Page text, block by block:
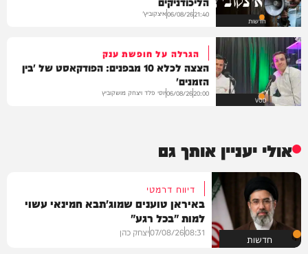
חדשות
21:40
06/08/26איצקוביץ'
VOD
הגרלה על חופשת ענק
הצצה לכלא 10 מבפנים: הפודקאסט של 'בין
הזמנים'
20:00
06/08/26יוסי פלד ויצחק מושקוביץ
אולי יעניין אותך גם
חדשות
דיווח דרמטי
באיראן טוענים שמוג'תבא חמינאי עשוי
למות "בכל רגע"
08:31
07/08/26יצחק כהן